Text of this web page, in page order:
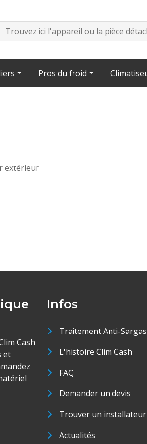
Pros du froid
extérieur
Cash
et
Infos
Traitement Anti-
L'histoire Clim Cash
FAQ
Demander un devis
Trouver un installateur
Actualités